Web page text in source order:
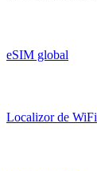
eSIM global
Localizor de WiFi